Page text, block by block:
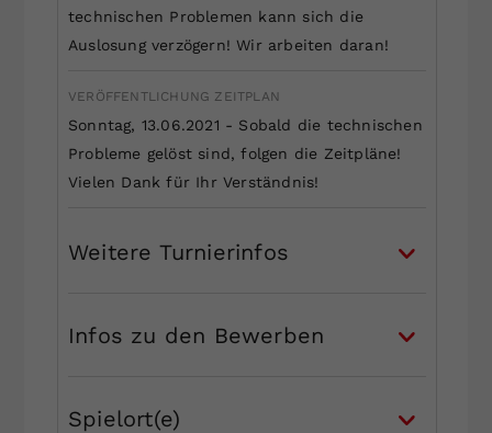
technischen Problemen kann sich die
Auslosung verzögern! Wir arbeiten daran!
VERÖFFENTLICHUNG ZEITPLAN
Sonntag, 13.06.2021 - Sobald die technischen
Probleme gelöst sind, folgen die Zeitpläne!
Vielen Dank für Ihr Verständnis!
Weitere Turnierinfos
Infos zu den Bewerben
Spielort(e)